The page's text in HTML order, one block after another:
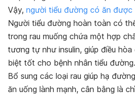
Vậy, người tiểu đường có ăn được
Người tiểu đường hoàn toàn có
trong rau muống chứa một hợp
tương tự như insulin, giúp điều
biệt tốt cho bệnh nhân tiểu đường.
Bổ sung các loại rau giúp hạ
ăn uống lành mạnh, cân bằng là